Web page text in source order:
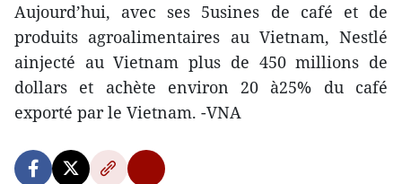
Aujourd’hui, avec ses 5usines de café et de
produits agroalimentaires au Vietnam, Nestlé
ainjecté au Vietnam plus de 450 millions de
dollars et achète environ 20 à25% du café
exporté par le Vietnam. -VNA